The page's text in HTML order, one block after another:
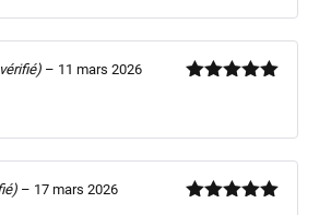
– 11 mars 2026
– 17 mars 2026